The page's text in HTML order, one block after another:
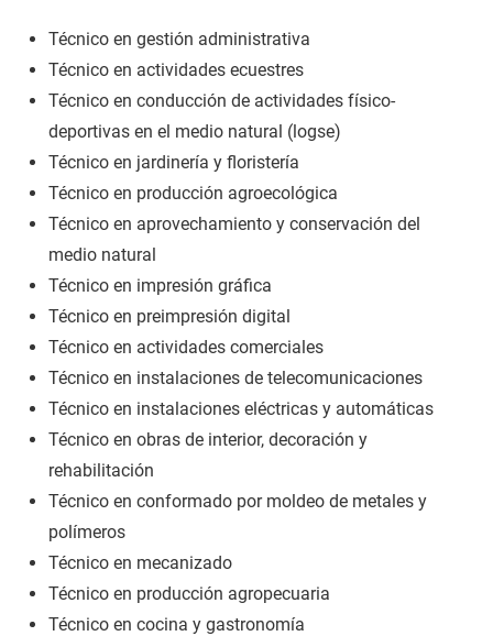
Técnico en gestión administrativa
Técnico en actividades ecuestres
Técnico en conducción de actividades físico-
deportivas en el medio natural (logse)
Técnico en jardinería y floristería
Técnico en producción agroecológica
Técnico en aprovechamiento y conservación del
medio natural
Técnico en impresión gráfica
Técnico en preimpresión digital
Técnico en actividades comerciales
Técnico en instalaciones de telecomunicaciones
Técnico en instalaciones eléctricas y automáticas
Técnico en obras de interior, decoración y
rehabilitación
Técnico en conformado por moldeo de metales y
polímeros
Técnico en mecanizado
Técnico en producción agropecuaria
Técnico en cocina y gastronomía